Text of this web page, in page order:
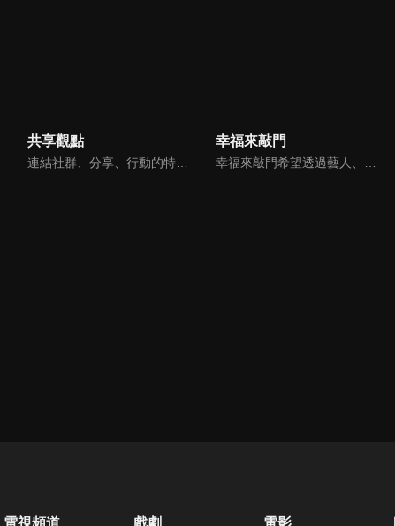
共享觀點
連結社群、分享、行動的特色，運用講道學的架構，談論包含基要真理、生活話題及神學裝備三大面向主題。身為第六代基督徒，從小在教會中長大的周巽正，與第一代基督徒的廖文華，背景及生活經歷都不同，在節目中以輕鬆對談的方式，貢獻出不同角度的觀點。
幸福來敲門
幸福來敲門希望透過藝人、觀眾、夫妻來賓的經驗分享以及專家解析：傳遞聖經中的家庭價值觀，提供現代人面臨婚姻與家庭各種狀況接踵而來時的答案，並且邀請上帝成為每個家庭的主人。
電視頻道 戲劇 電影